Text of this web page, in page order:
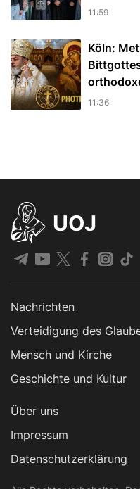
11:59
Köln:
11:36
UOJ
Nachrichten
Verteidigung des
Mensch und Kirche
Geschichte und Kultur
Über uns
Impressum
Datenschutzerklärung